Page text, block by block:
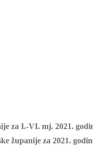
za I.-VI. mj. 2021.
županije za 2021.